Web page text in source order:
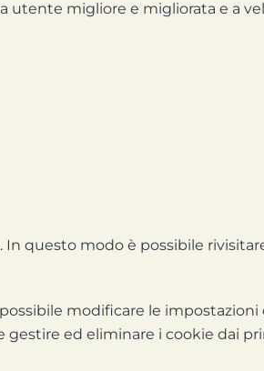
utente migliore e migliorata e a
questo modo è possibile
modificare le impostazioni
ed eliminare i cookie dai